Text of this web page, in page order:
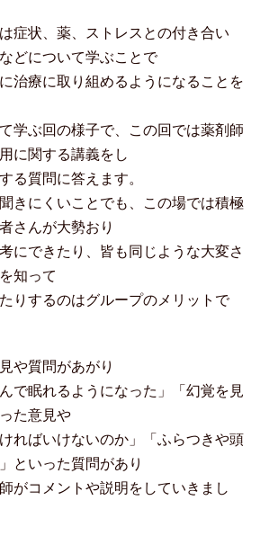
症状、薬、ストレスとの付き合い
どについて学ぶことで
治療に取り組めるようになることを
学ぶ回の様子で、この回では薬剤師
に関する講義をし
る質問に答えます。
きにくいことでも、この場では積極
さんが大勢おり
にできたり、皆も同じような大変さ
知って
りするのはグループのメリットで
や質問があがり
で眠れるようになった」「幻覚を見
た意見や
ればいけないのか」「ふらつきや頭
といった質問があり
がコメントや説明をしていきまし